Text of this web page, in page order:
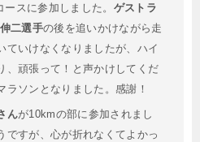
スに参加しました。 ゲストラ
二選手の後を追いかけながら走
ていけなくなりましたが、ハイ
、頑張って！と声かけしてくだ
ラソンとなりました。感謝！
んが10kmの部に参加されまし
ですが、心が折れなくてよかっ